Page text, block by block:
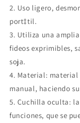
2. Uso ligero,
port‡til.
3. Utiliza una
fideos exprimibles,
soja.
4. Material:
manual, haciendo
5. Cuchilla oculta:
funciones, que se